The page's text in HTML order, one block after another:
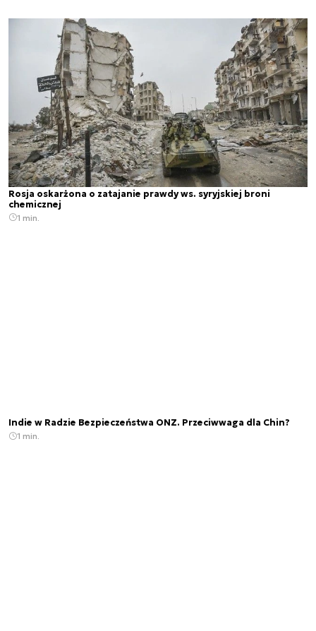
Rosja oskarżona o zatajanie prawdy ws. syryjskiej broni
chemicznej
1 min.
Indie w Radzie Bezpieczeństwa ONZ. Przeciwwaga dla Chin?
1 min.